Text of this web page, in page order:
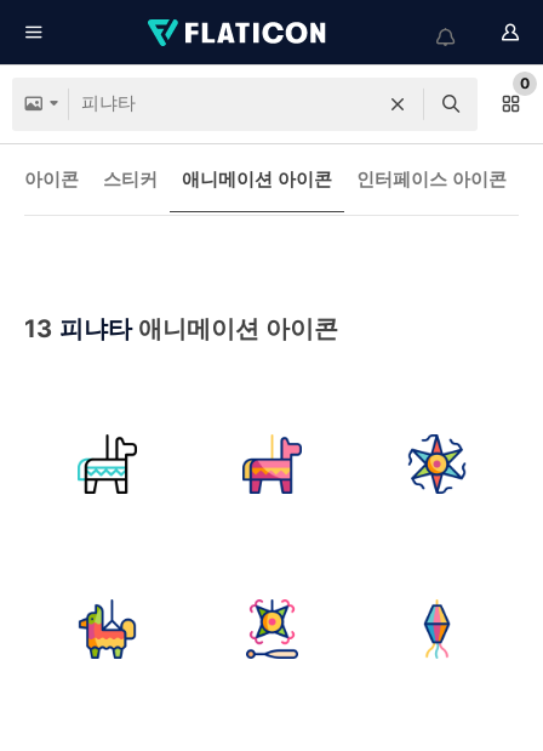
0
아이콘 스티커 애니메이션 아이콘 인터페이스 아이콘
13 피냐타애니메이션 아이콘